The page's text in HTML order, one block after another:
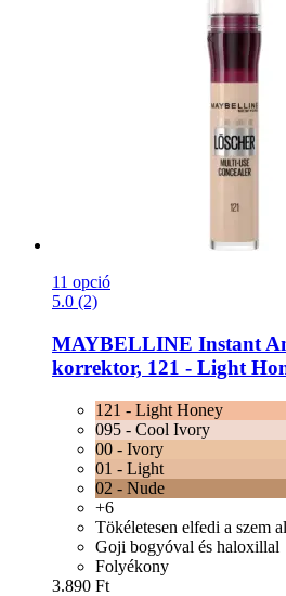
11 opció
5.0 (2)
MAYBELLINE Instant
korrektor, 121 -​ Light
121 - Light Honey
095 - Cool Ivory
00 - Ivory
01 - Light
02 - Nude
+6
Tökéletesen elfedi a szem
Goji bogyóval és haloxillal
Folyékony
3.890 Ft